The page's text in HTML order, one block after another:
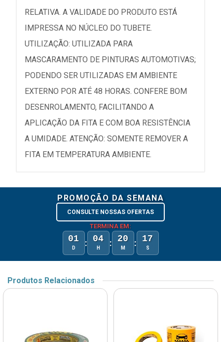
RELATIVA. A VALIDADE DO PRODUTO ESTÁ
IMPRESSA NO NÚCLEO DO TUBETE.
UTILIZAÇÃO: UTILIZADA PARA
MASCARAMENTO DE PINTURAS AUTOMOTIVAS;
PODENDO SER UTILIZADAS EM AMBIENTE
EXTERNO POR ATÉ 48 HORAS. CONFERE BOM
DESENROLAMENTO, FACILITANDO A
APLICAÇÃO DA FITA E COM BOA RESISTÊNCIA
A UMIDADE. ATENÇÃO: SOMENTE REMOVER A
FITA EM TEMPERATURA AMBIENTE.
PROMOÇÃO DA SEMANA
CONSULTE NOSSAS OFERTAS
TERMINA EM:
01
D : 04
H : 20
M : 17
S
Produtos Relacionados